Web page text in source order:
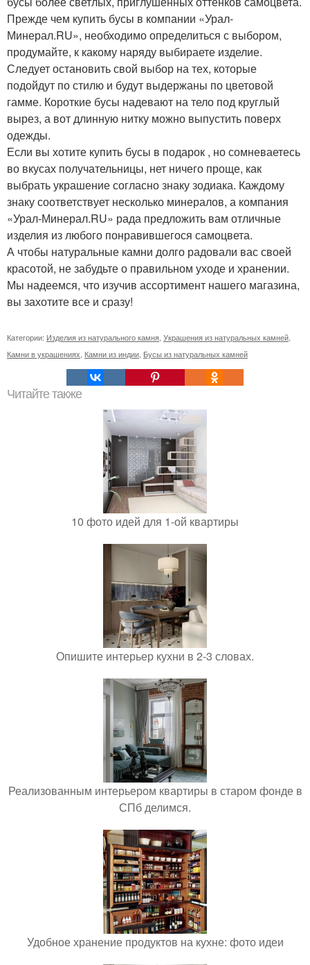
Прежде чем купить бусы в компании «Урал-
Минерал.RU», необходимо определиться с выбором,
продумайте, к какому наряду выбираете изделие.
Следует остановить свой выбор на тех, которые
подойдут по стилю и будут выдержаны по цветовой
гамме. Короткие бусы надевают на тело под круглый
вырез, а вот длинную нитку можно выпустить поверх
одежды.
Если вы хотите купить бусы в подарок , но сомневаетесь
во вкусах получательницы, нет ничего проще, как
выбрать украшение согласно знаку зодиака. Каждому
знаку соответствует несколько минералов, а компания
«Урал-Минерал.RU» рада предложить вам отличные
изделия из любого понравившегося самоцвета.
А чтобы натуральные камни долго радовали вас своей
красотой, не забудьте о правильном уходе и хранении.
Мы надеемся, что изучив ассортимент нашего магазина,
вы захотите все и сразу!
Категории: Изделия из натурального камня Украшения из натуральных камней
Камни в украшениях Камни из индии Бусы из натуральных камней
Читайте также
10 фото идей для 1-ой квартиры
Опишите интерьер кухни в 2-3 словах.
Реализованным интерьером квартиры в старом фонде в
СПб делимся.
Удобное хранение продуктов на кухне: фото идеи